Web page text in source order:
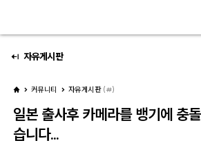
홈
갤러리
자유 갤러리
자유게시판
커뮤니티 자유게시판 ( )
일본 출사후 카메라를 뱅기에 충
습니다...